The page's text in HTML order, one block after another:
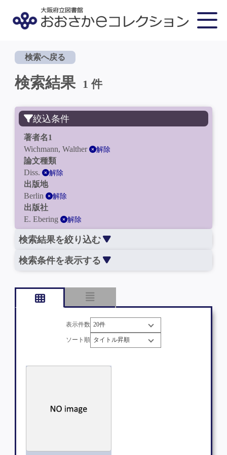
検索へ戻る
検索結果 1 件
絞込条件
著者名1
Wichmann, Walther
解除
論文種類
Diss.
解除
出版地
Berlin
解除
出版社
E. Ebering
解除
検索結果を絞り込む
検索条件を表示する
表示件数
ソート順